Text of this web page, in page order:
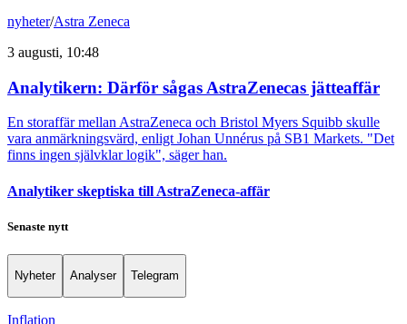
nyheter/Astra Zeneca
3 augusti, 10:48
Analytikern: Därför sågas AstraZenecas jätteaffär
En storaffär mellan AstraZeneca och Bristol Myers Squibb skulle
vara anmärkningsvärd, enligt Johan Unnérus på SB1 Markets. "Det
finns ingen självklar logik", säger han.
Analytiker skeptiska till AstraZeneca-affär
Senaste nytt
Nyheter Analyser Telegram
Inflation